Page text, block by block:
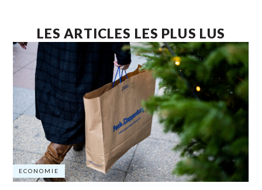
LES ARTICLES LES PLUS LUS
ECONOMIE